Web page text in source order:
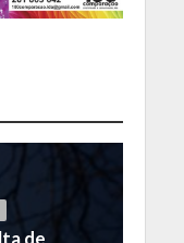
de